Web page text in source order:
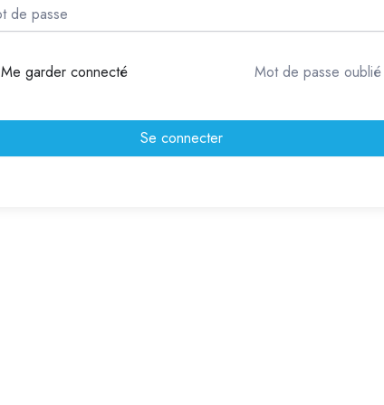
Me garder connecté Mot de passe
Se connecter